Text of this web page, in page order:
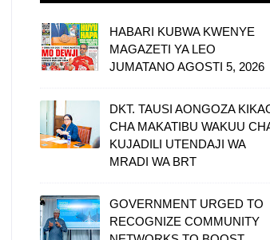
HABARI KUBWA KWENYE
MAGAZETI YA LEO
JUMATANO AGOSTI 5, 2026
DKT. TAUSI AONGOZA
CHA MAKATIBU WAKUU
KUJADILI UTENDAJI WA
MRADI WA BRT
GOVERNMENT URGED TO
RECOGNIZE COMMUNITY